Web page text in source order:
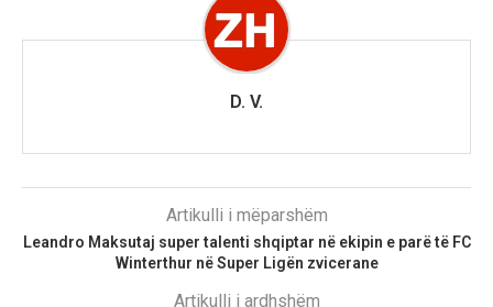
D. V.
Artikulli i mëparshëm
Leandro Maksutaj super talenti shqiptar në ekipin e parë të FC
Winterthur në Super Ligën zvicerane
Artikulli i ardhshëm